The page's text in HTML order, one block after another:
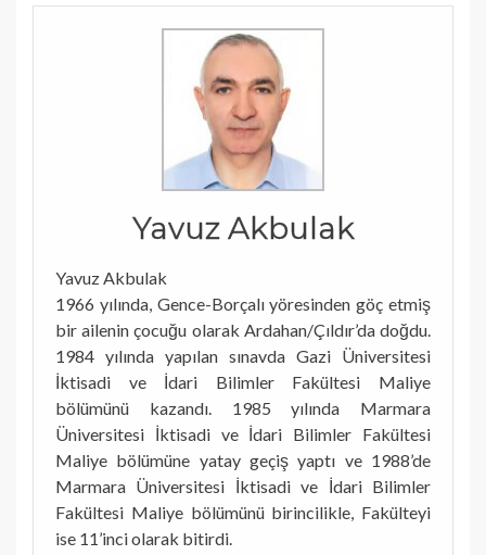
Yavuz Akbulak
Yavuz Akbulak
1966 yılında, Gence-Borçalı yöresinden göç etmiş
bir ailenin çocuğu olarak Ardahan/Çıldır’da doğdu.
1984 yılında yapılan sınavda Gazi Üniversitesi
İktisadi ve İdari Bilimler Fakültesi Maliye
bölümünü kazandı. 1985 yılında Marmara
Üniversitesi İktisadi ve İdari Bilimler Fakültesi
Maliye bölümüne yatay geçiş yaptı ve 1988’de
Marmara Üniversitesi İktisadi ve İdari Bilimler
Fakültesi Maliye bölümünü birincilikle, Fakülteyi
ise 11’inci olarak bitirdi.